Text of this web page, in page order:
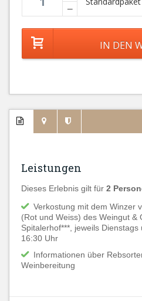
−
Leistungen
Dieses Erlebnis gilt für 2
Verkostung mit dem Winzer
(Rot und Weiss) des Weingut &
Spitalerhof***, jeweils
16:30 Uhr
Informationen über
Weinbereitung